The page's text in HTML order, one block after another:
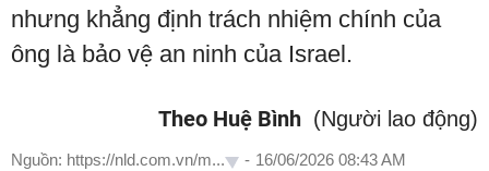
nhưng khẳng định trách nhiệm chính của
ông là bảo vệ an ninh của Israel.
Theo Huệ Bình (Người lao động)
Nguồn: https://nld.com.vn/m... - 16/06/2026 08:43 AM